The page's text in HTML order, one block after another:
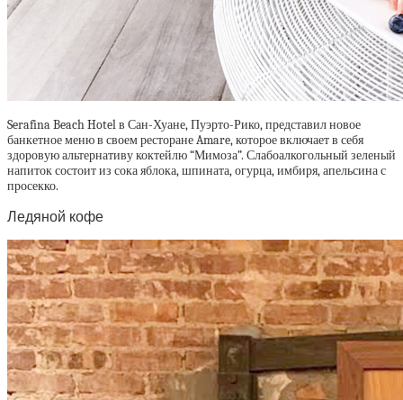
Serafina Beach Hotel в Сан-Хуане, Пуэрто-Рико, представил новое
банкетное меню в своем ресторане Amare, которое включает в себя
здоровую альтернативу коктейлю “Мимоза”. Слабоалкогольный зеленый
напиток состоит из сока яблока, шпината, огурца, имбиря, апельсина с
просекко.
Ледяной кофе